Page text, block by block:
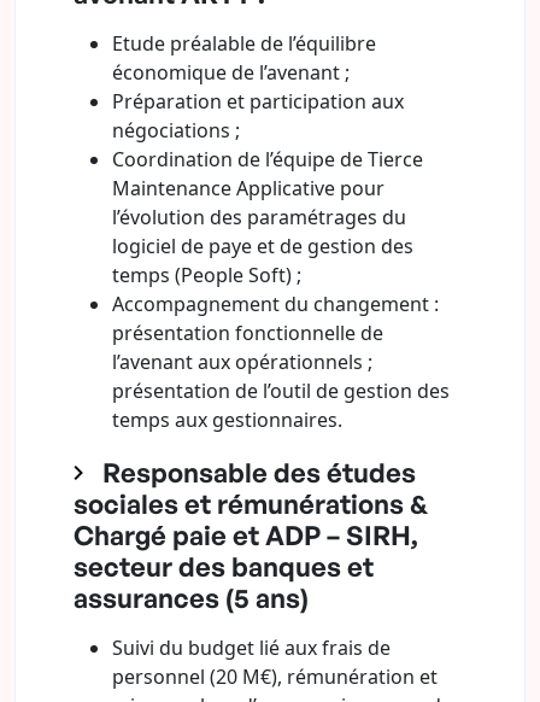
Etude préalable de l’équilibre
économique de l’avenant ;
Préparation et participation aux
négociations ;
Coordination de l’équipe de Tierce
Maintenance Applicative pour
l’évolution des paramétrages du
logiciel de paye et de gestion des
temps (People Soft) ;
Accompagnement du changement :
présentation fonctionnelle de
l’avenant aux opérationnels ;
présentation de l’outil de gestion des
temps aux gestionnaires.
Responsable des études
sociales et rémunérations &
Chargé paie et ADP – SIRH,
secteur des banques et
assurances (5 ans)
Suivi du budget lié aux frais de
personnel (20 M€), rémunération et